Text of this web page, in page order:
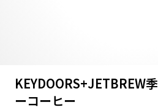
KEYDOORS+JETBREW
ーコーヒー